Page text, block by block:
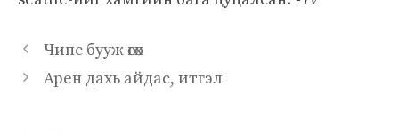
Чипс бууж өгөх
Арен дахь айдас, итгэл